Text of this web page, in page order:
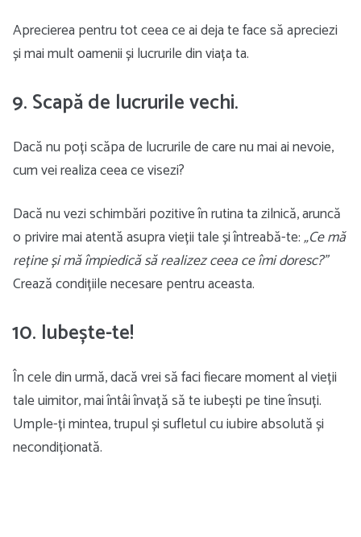
Aprecierea pentru tot ceea ce ai deja te face să apreciezi
și mai mult oamenii și lucrurile din viața ta.
9. Scapă de lucrurile vechi.
Dacă nu poți scăpa de lucrurile de care nu mai ai nevoie,
cum vei realiza ceea ce visezi?
Dacă nu vezi schimbări pozitive în rutina ta zilnică, aruncă
o privire mai atentă asupra vieții tale și întreabă-te:„Ce mă
reține și mă împiedică să realizez ceea ce îmi doresc?”
Crează condițiile necesare pentru aceasta.
10. Iubește-te!
În cele din urmă, dacă vrei să faci fiecare moment al vieții
tale uimitor, mai întâi învață să te iubești pe tine însuți.
Umple-ți mintea, trupul și sufletul cu iubire absolută și
necondiționată.